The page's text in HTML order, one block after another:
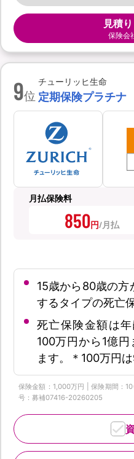
見積
保険会
9位
チューリッヒ生命
定期保険プラチナ
月払保険料
850円
15歳から80歳の方
するタイプの死亡
死亡保険金額は
100万円から1億
ます。＊100万円
保険金額：1,000万円 | 保険期間：
号：募補07416-20260205